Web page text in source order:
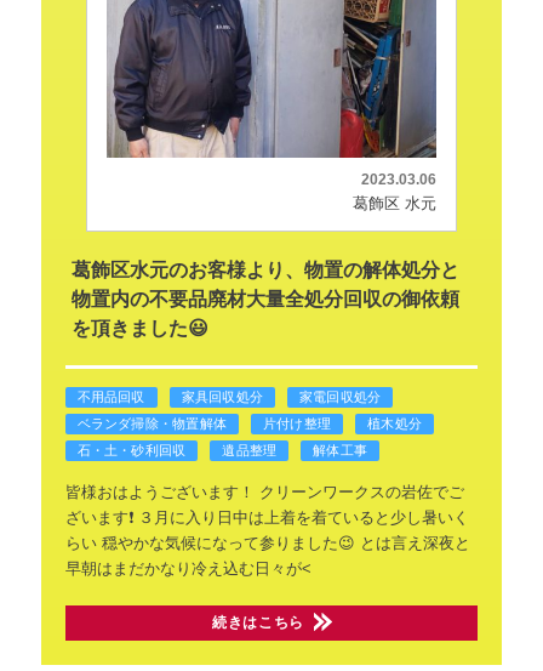
2023.03.06
葛飾区 水元
葛飾区水元のお客様より、物置の解体処分と
物置内の不要品廃材大量全処分回収の御依頼
を頂きました😃
不用品回収 家具回収処分
家電回収処分
ベランダ掃除・物置解体
片付け整理
植木処分
石・土・砂利回収
遺品整理 解体工事
皆様おはようございます！
クリーンワークスの岩佐でご
ざいます❗ ３月に入り日中は上着を着ていると少し暑いく
らい穏やかな気候になって参りました😉 とは言え深夜と
早朝はまだかなり冷え込む日々が<
続きはこちら